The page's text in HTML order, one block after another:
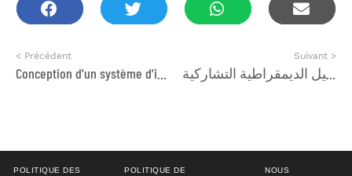
< Précédent Suivant >
الفضاء الجمعوي للتنمية التشاركية يرسي النسخة الرابعة من المنتدى الإقليمي للمجتمع المدني التشاركي تحت شعار » التشاور الترابي الية للمساهمة في الحكامة المحلية وتفعيل الديمقراطية التشاركية »
POLITIQUE DES
POLITIQUE DE
NOUS